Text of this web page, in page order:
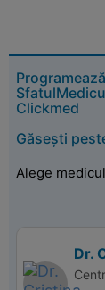
Clickmed
Găsești
Alege
Dr.